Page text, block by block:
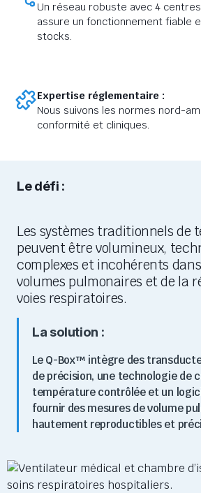
Un réseau robuste avec 4
assure un fonctionnement fiable
stocks.
Expertise réglementaire :
Nous suivons les normes nord-
conformité et cliniques.
Le défi :
Les systèmes traditionnels de
peuvent être volumineux,
complexes et incohérents
volumes pulmonaires et de la
voies respiratoires.
La solution :
Le Q-Box™ intègre des
de précision, une technologie de
température contrôlée et un
fournir des mesures de volume
hautement reproductibles et